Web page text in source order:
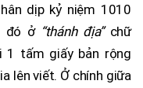
dịp kỷ niệm 1010
đó ở “thánh địa”chữ
1 tấm giấy bản rộng
lên viết. Ở chính giữa